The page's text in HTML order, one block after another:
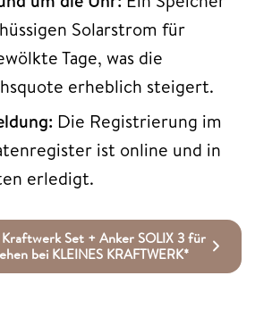
Solarstrom für
Tage, was die
erheblich steigert.
Die Registrierung im
ist online und in
erledigt.
Set + Anker SOLIX 3 für
bei KLEINES KRAFTWERK*